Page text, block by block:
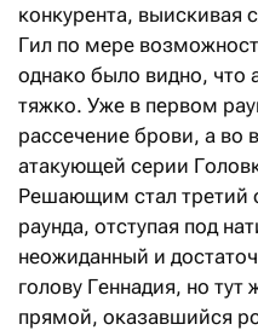
конкурента, выискивая
Гил по мере
однако было видно, что
тяжко. Уже в первом
рассечение брови, а
атакующей серии
Решающим стал третий
раунда, отступая под
неожиданный и
голову Геннадия, но
прямой, оказавшийся